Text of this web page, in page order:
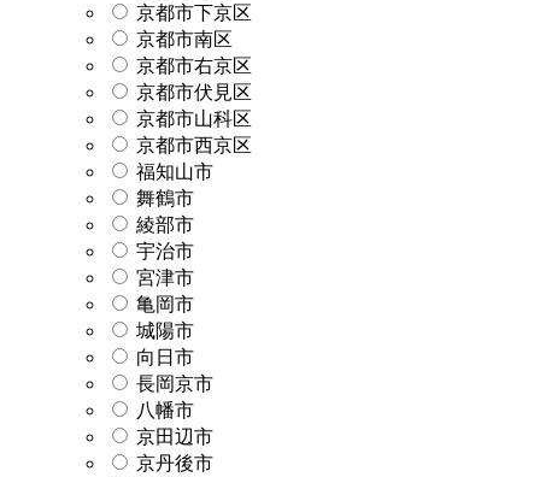
京都市下京区
京都市南区
京都市右京区
京都市伏見区
京都市山科区
京都市西京区
福知山市
舞鶴市
綾部市
宇治市
宮津市
亀岡市
城陽市
向日市
長岡京市
八幡市
京田辺市
京丹後市